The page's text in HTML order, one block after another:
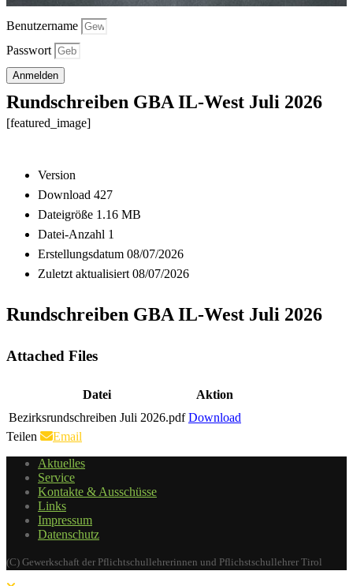
Benutzername
Passwort
Anmelden
Rundschreiben GBA IL-West Juli 2026
[featured_image]
Version
Download 427
Dateigröße 1.16 MB
Datei-Anzahl 1
Erstellungsdatum 08/07/2026
Zuletzt aktualisiert 08/07/2026
Rundschreiben GBA IL-West Juli 2026
Attached Files
Datei
Aktion
Bezirksrundschreiben Juli 2026.pdf Download
Teilen
Email
Aktuelles
Service
Kontakte & Ausschüsse
Links
Impressum
Datenschutz
(C) Gewerkschaft der Pflichtschullehrerinnen und Pflichstschullehrer Tirol